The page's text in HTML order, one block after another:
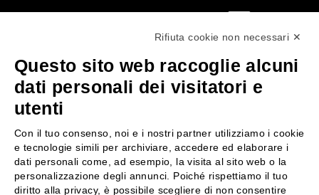
servizioclienti@rossiprofumi.it
SERVIZIO CLIENTI
Resi e rimborsi
Pagamenti
Spedizione
Chi siamo
Contattaci
Negozi
Rifiuta cookie non necessari ✕
Questo sito web raccoglie alcuni
dati personali dei visitatori e
utenti
Con il tuo consenso, noi e i nostri partner utilizziamo i cookie
e tecnologie simili per archiviare, accedere ed elaborare i
dati personali come, ad esempio, la visita al sito web o la
personalizzazione degli annunci. Poiché rispettiamo il tuo
diritto alla privacy, è possibile scegliere di non consentire